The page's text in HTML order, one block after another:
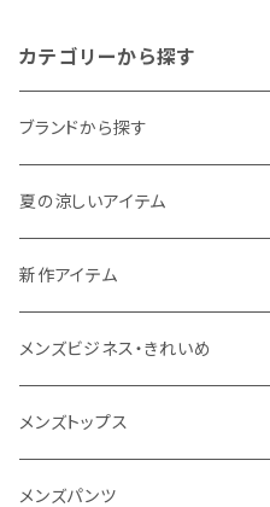
カテゴリーから探す
ブランドから探す
THE NORTH FACE
NANGA
1PIU1UGUALE3 RELAX
go slow caravan
SY32 by SWEET YEARS
夏の涼しいアイテム
メンズ
レディース
新作アイテム
メンズ
レディース
メンズビジネス・きれいめ
スーツ
カジュアルセットアップ
メンズトップス
Tシャツ/カットソー
メンズパンツ